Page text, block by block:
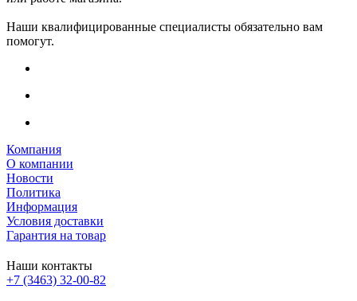
Наши квалифицированные специалисты обязательно вам
помогут.
Компания
О компании
Новости
Политика
Информация
Условия доставки
Гарантия на товар
Наши контакты
+7 (3463) 32-00-82